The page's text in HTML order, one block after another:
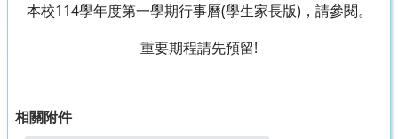
本校114學年度第一學期行事曆(學生家長版)，請參閱。
重要期程請先預留!
相關附件